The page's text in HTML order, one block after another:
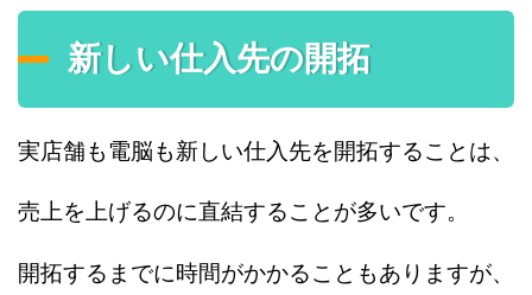
新しい仕入先の開拓
実店舗も電脳も新しい仕入先を開拓することは、
売上を上げるのに直結することが多いです。
開拓するまでに時間がかかることもありますが、